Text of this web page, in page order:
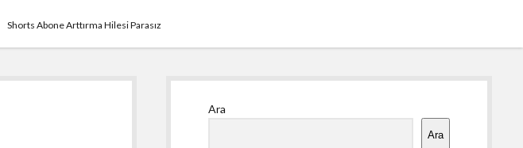
Shorts Abone Arttırma Hilesi Parasız
Ara
Ara